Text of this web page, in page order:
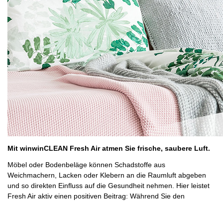
Mit winwinCLEAN Fresh Air atmen Sie frische, saubere Luft.
Möbel oder Bodenbeläge können Schadstoffe aus
Weichmachern, Lacken oder Klebern an die Raumluft abgeben
und so direkten Einfluss auf die Gesundheit nehmen. Hier leistet
Fresh Air aktiv einen positiven Beitrag: Während Sie den